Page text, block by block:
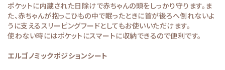
ポケットに内蔵された日除けで赤ちゃんの頭をしっかり守ります。ま
た、赤ちゃんが抱っこひもの中で眠ったときに首が後ろへ倒れないよ
うに支えるスリーピングフードとしてもお使いいただけます。
使わない時にはポケットにスマートに収納できるので便利です。
エルゴノミックポジションシート